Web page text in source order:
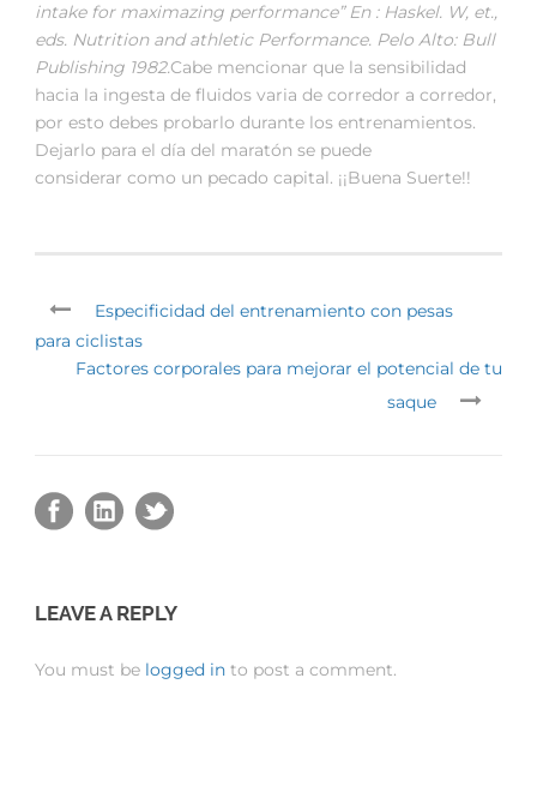
intake for maximazing performance” En : Haskel. W, et.,
eds. Nutrition and athletic Performance. Pelo Alto: Bull
Publishing 1982.Cabe mencionar que la sensibilidad
hacia la ingesta de fluidos varia de corredor a corredor,
por esto debes probarlo durante los entrenamientos.
Dejarlo para el día del maratón se puede
considerar como un pecado capital. ¡¡Buena Suerte!!
Especificidad del entrenamiento con pesas
para ciclistas
Factores corporales para mejorar el potencial de tu
saque
LEAVE A REPLY
You must be logged in to post a comment.